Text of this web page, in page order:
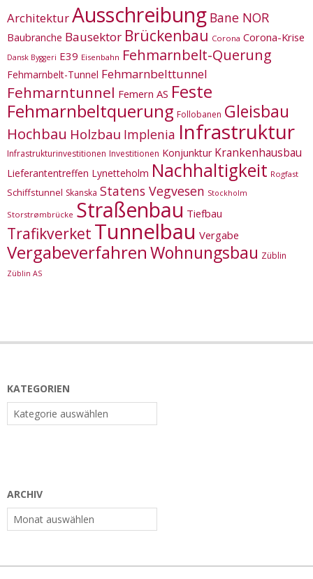
ArchitekturAusschreibung Bane NOR
Baubranche Bausektor Brückenbau Corona Corona-Krise
Dansk Byggeri E39 Eisenbahn Fehmarnbelt-Querung
Fehmarnbelt-Tunnel Fehmarnbelttunnel
Fehmarntunnel Femern AS Feste
Fehmarnbeltquerung Follobanen Gleisbau
Hochbau Holzbau Implenia Infrastruktur
Infrastrukturinvestitionen Investitionen Konjunktur Krankenhausbau
Lieferantentreffen Lynetteholm Nachhaltigkeit Rogfast
Schiffstunnel Skanska Statens Vegvesen Stockholm
Storstrømbrücke Straßenbau Tiefbau
Trafikverket Tunnelbau Vergabe
VergabeverfahrenWohnungsbau Züblin
Züblin AS
KATEGORIEN
Kategorien
ARCHIV
Archiv